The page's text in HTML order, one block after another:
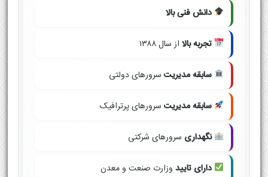
دانش فنی بالا
تجربه بالا از سال ۱۳۸۸
سابقه مدیریت سرورهای دولتی
سابقه مدیریت سرورهای پرترافیک
نگهداری سرورهای شرکتی
دارای تایید وزارت صنعت و معدن